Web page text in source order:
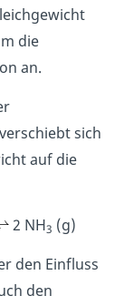
die
an.
sich
auf die
2 NH3 (g)
den Einfluss
den